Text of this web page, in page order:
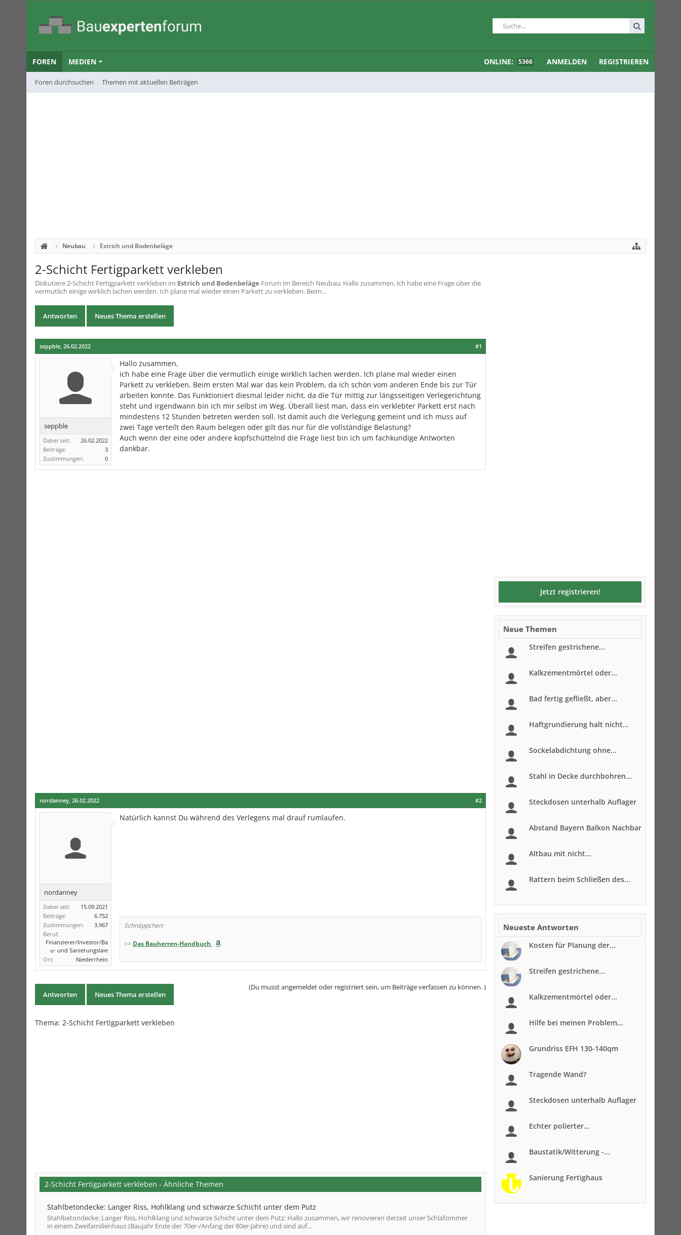
FOREN
Foren durchsuchen Themen mit aktuellen Beiträgen
MEDIEN ONLINE: 5366 ANMELDEN REGISTRIEREN
Neubau Estrich und Bodenbeläge
2-Schicht Fertigparkett verkleben
Diskutiere2-Schicht Fertigparkett verkleben im Estrich und Bodenbeläge Forum im Bereich Neubau; Hallo zusammen, ich habe eine Frage über die
vermutlich einige wirklich lachen werden. Ich plane mal wieder einen Parkett zu verkleben. Beim...
Antworten Neues Thema erstellen
#1
seppble, 26.02.2022
seppble
Dabei seit:
26.02.2022
Beiträge:
3
Zustimmungen:
0
Hallo zusammen,
ich habe eine Frage über die vermutlich einige wirklich lachen werden. Ich plane mal wieder einen
Parkett zu verkleben. Beim ersten Mal war das kein Problem, da ich schön vom anderen Ende bis zur Tür
arbeiten konnte. Das Funktioniert diesmal leider nicht, da die Tür mittig zur längsseitigen Verlegerichtung
steht und irgendwann bin ich mir selbst im Weg. Überall liest man, dass ein verklebter Parkett erst nach
mindestens 12 Stunden betreten werden soll. Ist damit auch die Verlegung gemeint und ich muss auf
zwei Tage verteilt den Raum belegen oder gilt das nur für die vollständige Belastung?
Auch wenn der eine oder andere kopfschüttelnd die Frage liest bin ich um fachkundige Antworten
dankbar.
#2
nordanney, 26.02.2022
nordanney
Dabei seit:
15.09.2021
Beiträge:
6.752
Zustimmungen:
3.967
Beruf:
Finanzierer/Investor/Ba
u- und Sanierungslaie
Ort:
Niederrhein
Natürlich kannst Du während des Verlegens mal drauf rumlaufen.
Schnäppchen:
>> Das Bauherren-Handbuch
Antworten Neues Thema erstellen
(Du musst angemeldet oder registriert sein, um Beiträge verfassen zu können. )
Thema: 2-Schicht Fertigparkett verkleben
2-Schicht Fertigparkett verkleben - Ähnliche Themen
Stahlbetondecke: Langer Riss, Hohlklang und schwarze Schicht unter dem Putz
Stahlbetondecke: Langer Riss, Hohlklang und schwarze Schicht unter dem Putz: Hallo zusammen, wir renovieren derzeit unser Schlafzimmer
in einem Zweifamilienhaus (Baujahr Ende der 70er-/Anfang der 80er-Jahre) und sind auf...
Jetzt registrieren!
Neue Themen
Streifen gestrichene...
Kalkzementmörtel oder...
Bad fertig gefließt, aber...
Haftgrundierung halt nicht...
Sockelabdichtung ohne...
Stahl in Decke durchbohren...
Steckdosen unterhalb Auflager
Abstand Bayern Balkon Nachbar
Altbau mit nicht...
Rattern beim Schließen des...
Neueste Antworten
Kosten für Planung der...
Streifen gestrichene...
Kalkzementmörtel oder...
Hilfe bei meinen Problem...
Grundriss EFH 130-140qm
Tragende Wand?
Steckdosen unterhalb Auflager
Echter polierter...
Baustatik/Witterung -...
Sanierung Fertighaus